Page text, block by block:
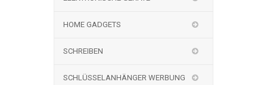
HOME GADGETS
SCHREIBEN
SCHLÜSSELANHÄNGER WERBUNG